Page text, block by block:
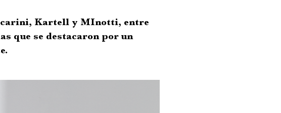
Kartell y MInotti, entre
que se destacaron por un